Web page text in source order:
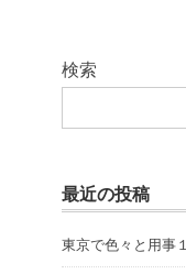
検索
最近の投稿
東京で色々と用事１